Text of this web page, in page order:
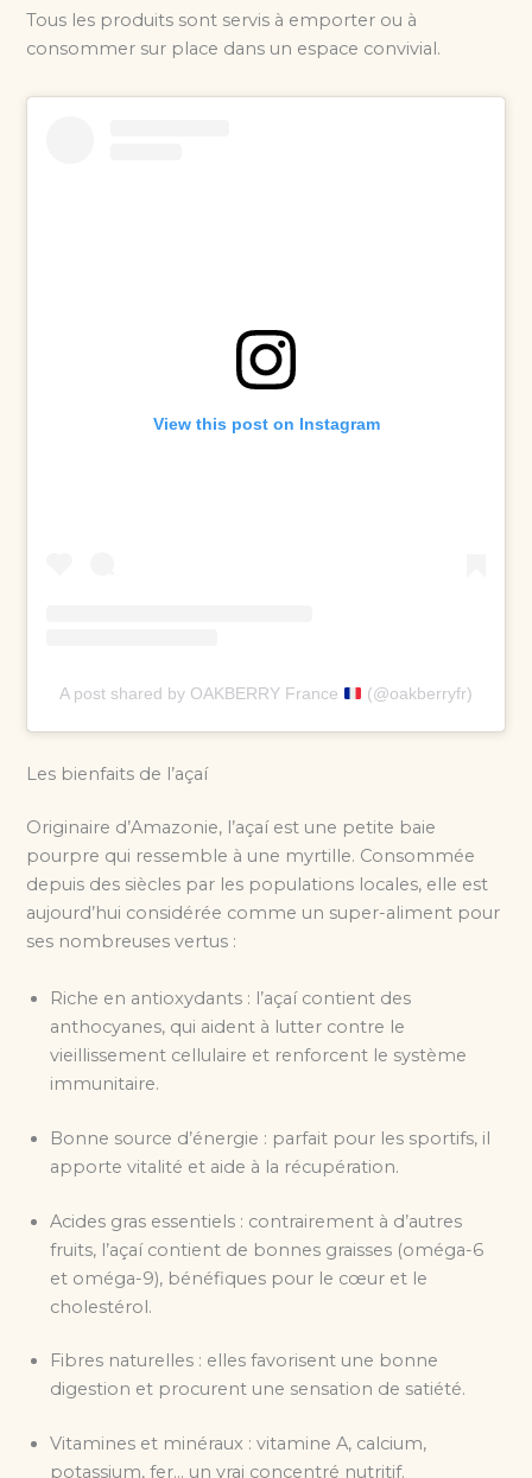
Tous les produits sont servis à emporter ou à
consommer sur place dans un espace convivial.
View this post on Instagram
A post shared by OAKBERRY France (@oakberryfr)
Les bienfaits de l’açaí
Originaire d’Amazonie, l’açaí est une petite baie
pourpre qui ressemble à une myrtille. Consommée
depuis des siècles par les populations locales, elle est
aujourd’hui considérée comme un super-aliment pour
ses nombreuses vertus :
Riche en antioxydants : l’açaí contient des
anthocyanes, qui aident à lutter contre le
vieillissement cellulaire et renforcent le système
immunitaire.
Bonne source d’énergie : parfait pour les sportifs, il
apporte vitalité et aide à la récupération.
Acides gras essentiels : contrairement à d’autres
fruits, l’açaí contient de bonnes graisses (oméga-6
et oméga-9), bénéfiques pour le cœur et le
cholestérol.
Fibres naturelles : elles favorisent une bonne
digestion et procurent une sensation de satiété.
Vitamines et minéraux : vitamine A, calcium,
potassium, fer… un vrai concentré nutritif.